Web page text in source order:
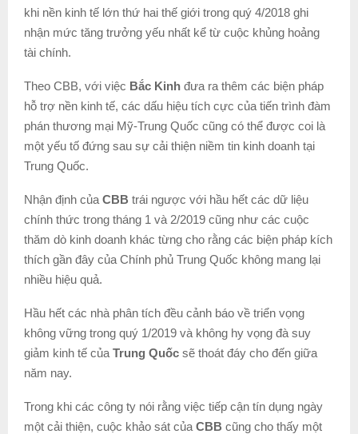
khi nền kinh tế lớn thứ hai thế giới trong quý 4/2018 ghi
nhận mức tăng trưởng yếu nhất kể từ cuộc khủng hoảng
tài chính.
Theo CBB, với việc Bắc Kinh đưa ra thêm các biện pháp
hỗ trợ nền kinh tế, các dấu hiệu tích cực của tiến trình đàm
phán thương mại Mỹ-Trung Quốc cũng có thể được coi là
một yếu tố đứng sau sự cải thiện niềm tin kinh doanh tại
Trung Quốc.
Nhận định của CBB trái ngược với hầu hết các dữ liệu
chính thức trong tháng 1 và 2/2019 cũng như các cuộc
thăm dò kinh doanh khác từng cho rằng các biện pháp kích
thích gần đây của Chính phủ Trung Quốc không mang lại
nhiều hiệu quả.
Hầu hết các nhà phân tích đều cảnh báo về triển vọng
không vững trong quý 1/2019 và không hy vọng đà suy
giảm kinh tế của Trung Quốc sẽ thoát đáy cho đến giữa
năm nay.
Trong khi các công ty nói rằng việc tiếp cận tín dụng ngày
một cải thiện, cuộc khảo sát của CBB cũng cho thấy một